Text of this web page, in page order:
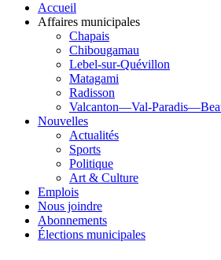
Accueil
Affaires municipales
Chapais
Chibougamau
Lebel-sur-Quévillon
Matagami
Radisson
Valcanton—Val-
Nouvelles
Actualités
Sports
Politique
Art & Culture
Emplois
Nous joindre
Abonnements
Élections municipales